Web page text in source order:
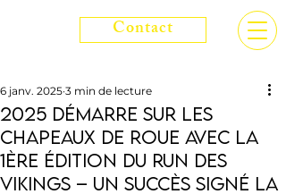
Contact
2025 démarre sur les
chapeaux de roue avec la
1ère édition du Run des
Vikings – Un succès signé La
6 janv. 2025 3 min de lecture